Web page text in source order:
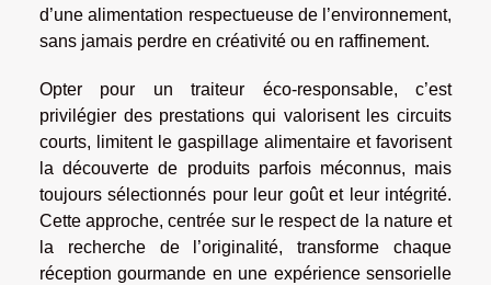
d’une alimentation respectueuse de l’environnement,
sans jamais perdre en créativité ou en raffinement.
Opter pour un traiteur éco-responsable, c’est
privilégier des prestations qui valorisent les circuits
courts, limitent le gaspillage alimentaire et favorisent
la découverte de produits parfois méconnus, mais
toujours sélectionnés pour leur goût et leur intégrité.
Cette approche, centrée sur le respect de la nature et
la recherche de l’originalité, transforme chaque
réception gourmande en une expérience sensorielle